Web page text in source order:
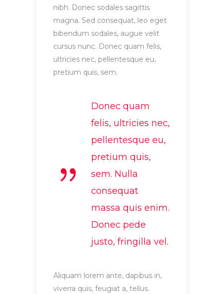
nibh. Donec sodales sagittis
magna. Sed consequat, leo eget
bibendum sodales, augue velit
cursus nunc. Donec quam felis,
ultricies nec, pellentesque eu,
pretium quis, sem.
Donec quam
felis, ultricies nec,
pellentesque eu,
pretium quis,
sem. Nulla
consequat
massa quis enim.
Donec pede
justo, fringilla vel.
Aliquam lorem ante, dapibus in,
viverra quis, feugiat a, tellus.